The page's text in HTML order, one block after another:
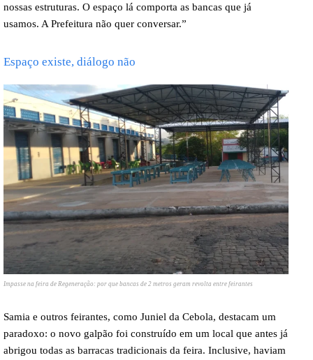
nossas estruturas. O espaço lá comporta as bancas que já
usamos. A Prefeitura não quer conversar.”
Espaço existe, diálogo não
Impasse na feira de Regeneração: por que bancas de 2 metros geram revolta entre feirantes
Samia e outros feirantes, como Juniel da Cebola, destacam um
paradoxo: o novo galpão foi construído em um local que antes já
abrigou todas as barracas tradicionais da feira. Inclusive, haviam